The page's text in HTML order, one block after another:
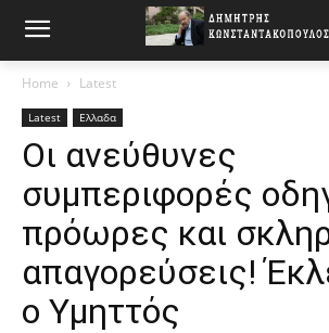
Home Latest
Latest Ελλαδα
Οι ανεύθυνες
συμπεριφορές
πρόωρες και
απαγορεύσεις!
ο Υμηττός